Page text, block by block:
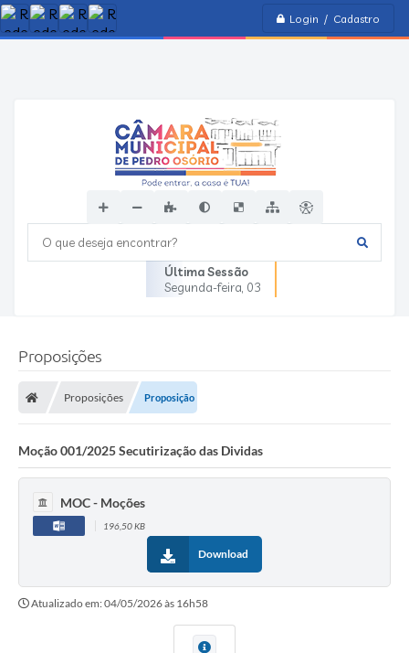
Login / Cadastro
O que deseja encontrar?
Última Sessão
Segunda-feira 03
Proposições
Proposições Proposição
Moção 001/2025 Secutirização das Dividas
MOC - Moções
196,50 KB
Download
Atualizado em: 04/05/2026 às 16h58